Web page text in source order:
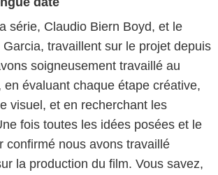
série, Claudio Biern Boyd, et le
Garcia, travaillent sur le projet depuis
soigneusement travaillé au
en évaluant chaque étape créative,
visuel, et en recherchant les
fois toutes les idées posées et le
confirmé nous avons travaillé
la production du film. Vous savez,